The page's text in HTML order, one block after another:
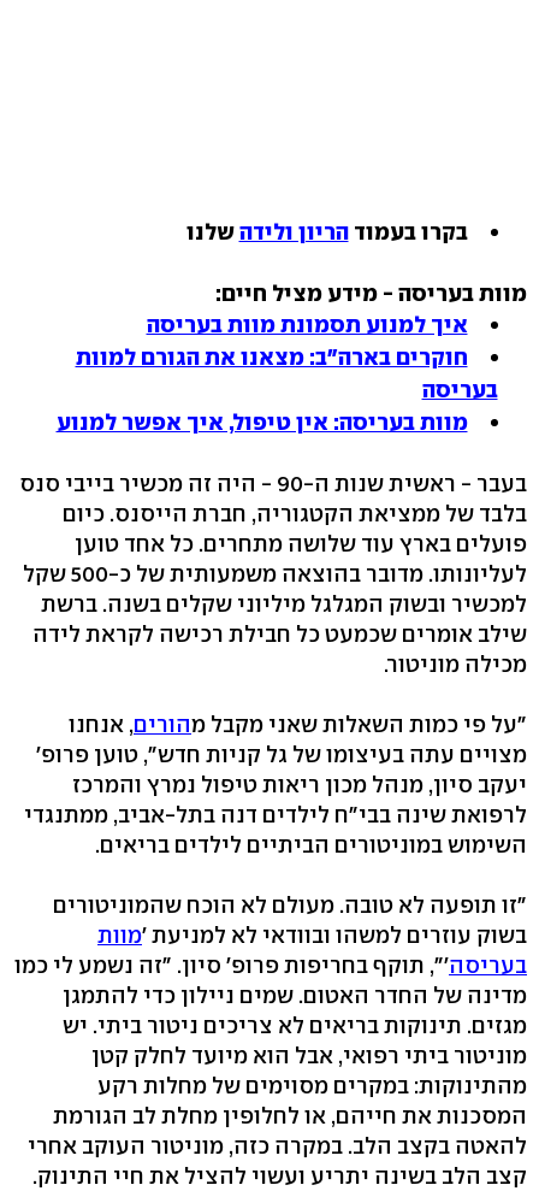
בקרו בעמודהריון ולידהשלנו
מוות בעריסה - מידע מציל חיים:
איך למנוע תסמונת מוות בעריסה
חוקרים בארה"ב: מצאנו את הגורם למוות
בעריסה
מוות בעריסה: אין טיפול, איך אפשר למנוע
בעבר - ראשית שנות ה‭- 90-‬ היה זה מכשיר בייבי סנס
בלבד של ממציאת הקטגוריה, חברת הייסנס. כיום
פועלים בארץ עוד שלושה מתחרים. כל אחד טוען
לעליונותו. מדובר בהוצאה משמעותית של כ‭500-‬ שקל
למכשיר ובשוק המגלגל מיליוני שקלים בשנה. ברשת
שילב אומרים שכמעט כל חבילת רכישה לקראת לידה
מכילה מוניטור.
"על פי כמות השאלות שאני מקבל מהורים, אנחנו
מצויים עתה בעיצומו של גל קניות חדש‭,"‬ טוען פרופ'
יעקב סיון, מנהל מכון ריאות טיפול נמרץ והמרכז
לרפואת שינה בבי"ח לילדים דנה בתל-אביב, ממתנגדי
השימוש במוניטורים הביתיים לילדים בריאים.
"זו תופעה לא טובה. מעולם לא הוכח שהמוניטורים
בשוק עוזרים למשהו ובוודאי לא למניעת 'מוות
בעריסה
‭,"'‬ תוקף בחריפות פרופ' סיון. "זה נשמע לי כמו
מדינה של החדר האטום. שמים ניילון כדי להתמגן
מגזים. תינוקות בריאים לא צריכים ניטור ביתי. יש
מוניטור ביתי רפואי, אבל הוא מיועד לחלק קטן
מהתינוקות: במקרים מסוימים של מחלות רקע
המסכנות את חייהם, או לחלופין מחלת לב הגורמת
להאטה בקצב הלב. במקרה כזה, מוניטור העוקב אחרי
קצב הלב בשינה יתריע ועשוי להציל את חיי התינוק.